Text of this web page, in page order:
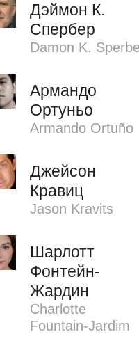
Дэймон К.
Спербер
Damon K.
Армандо
Ортуньо
Armando Ortuño
Джейсон
Кравиц
Jason Kravits
Шарлотт
Фонтейн-
Жардин
Charlotte
Fountain-Jardim